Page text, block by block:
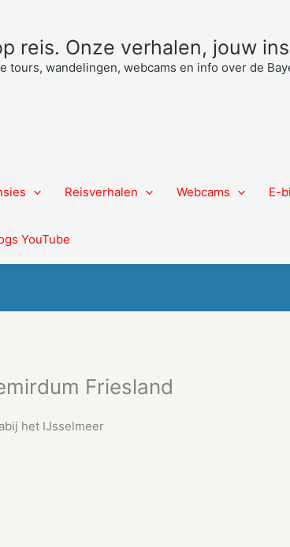
reis. Onze verhalen, jouw
tours, wandelingen, webcams en info over de
Reisverhalen Webcams E-
YouTube
Friesland
het IJsselmeer